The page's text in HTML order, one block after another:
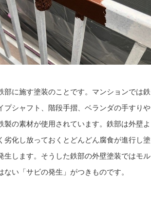
部に施す塗装のことです。マンションでは鉄
プシャフト、階段手摺、ベランダの手すりや
製の素材が使用されています。鉄部は外壁よ
劣化し放っておくとどんどん腐食が進行し塗
生します。そうした鉄部の外壁塗装ではモル
ない「サビの発生」がつきものです。